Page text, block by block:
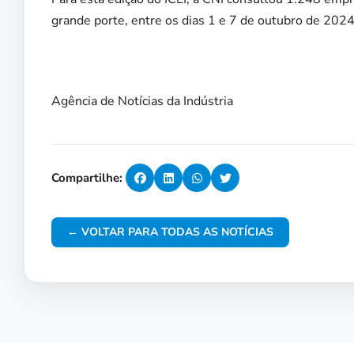
grande porte, entre os dias 1 e 7 de outubro de
Agência de Notícias da Indústria
Compartilhe:
← VOLTAR PARA TODAS AS NOTÍCIAS